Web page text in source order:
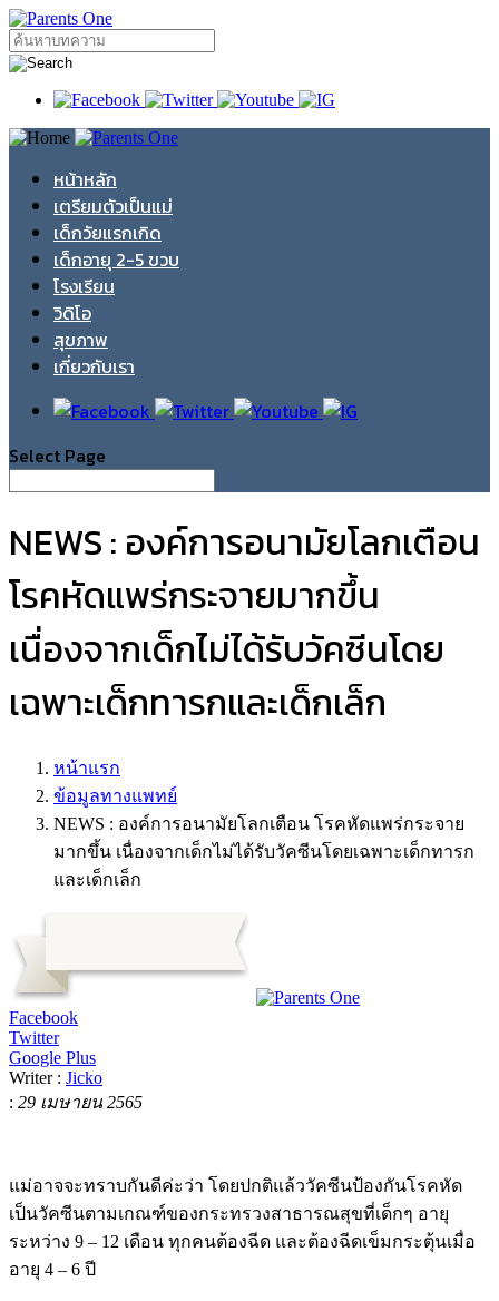
หน้าหลัก
เตรียมตัวเป็นแม่
เด็กวัยแรกเกิด
เด็กอายุ 2-5 ขวบ
โรงเรียน
วิดิโอ
สุขภาพ
เกี่ยวกับเรา
Select Page
NEWS : องค์การอนามัยโลกเตือน
โรคหัดแพร่กระจายมากขึ้น
เนื่องจากเด็กไม่ได้รับวัคซีนโดย
เฉพาะเด็กทารกและเด็กเล็ก
หน้าแรก
ข้อมูลทางแพทย์
NEWS : องค์การอนามัยโลกเตือน โรคหัดแพร่กระจาย
มากขึ้น เนื่องจากเด็กไม่ได้รับวัคซีนโดยเฉพาะเด็กทารก
และเด็กเล็ก
Facebook
Twitter
Google Plus
Writer : Jicko
: 29 เมษายน 2565
แม่อาจจะทราบกันดีค่ะว่า โดยปกติแล้ววัคซีนป้องกันโรคหัด
เป็นวัคซีนตามเกณฑ์ของกระทรวงสาธารณสุขที่เด็กๆ อายุ
ระหว่าง 9 – 12 เดือน ทุกคนต้องฉีด และต้องฉีดเข็มกระตุ้นเมื่อ
อายุ 4 – 6 ปี